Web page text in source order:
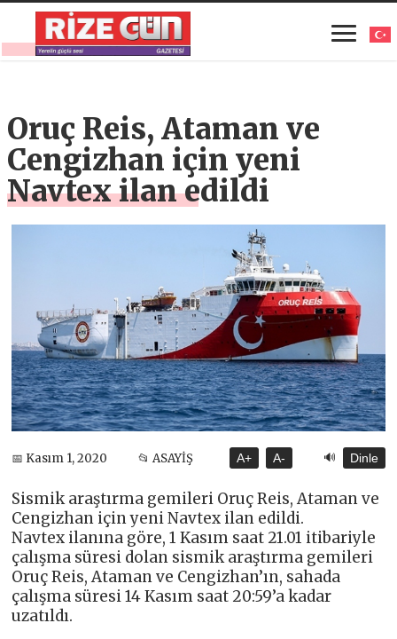
Oruç Reis, Ataman ve
Cengizhan için yeni
Navtex ilan edildi
📅 Kasım 1, 2020 📂 ASAYİŞ A+ A- 🔊 Dinle
Sismik araştırma gemileri Oruç Reis, Ataman ve
Cengizhan için yeni Navtex ilan edildi.
Navtex ilanına göre, 1 Kasım saat 21.01 itibariyle
çalışma süresi dolan sismik araştırma gemileri
Oruç Reis, Ataman ve Cengizhan’ın, sahada
çalışma süresi 14 Kasım saat 20:59’a kadar
uzatıldı.